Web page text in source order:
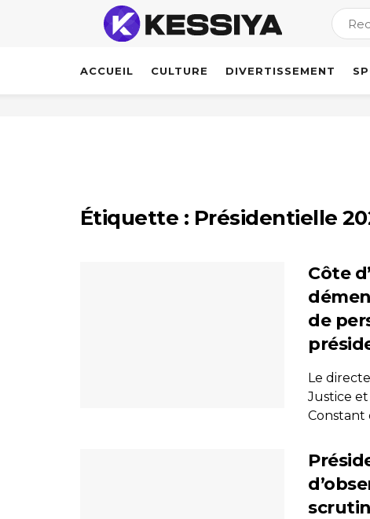
ACCUEIL CULTURE DIVERTISSEMENT
Étiquette : Présidentielle
Côte
de
Le
Justice
Constant